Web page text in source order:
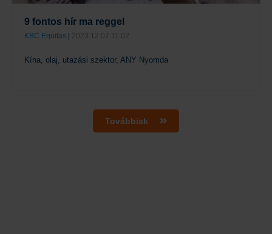
9 fontos hír ma reggel
KBC Equitas | 2023.12.07 11:02
Kína, olaj, utazási szektor, ANY Nyomda
Továbbiak